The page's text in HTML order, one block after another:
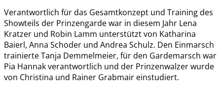
Verantwortlich für das Gesamtkonzept und Training des
Showteils der Prinzengarde war in diesem Jahr Lena
Kratzer und Robin Lamm unterstützt von Katharina
Baierl, Anna Schoder und Andrea Schulz. Den Einmarsch
trainierte Tanja Demmelmeier, für den Gardemarsch war
Pia Hannak verantwortlich und der Prinzenwalzer wurde
von Christina und Rainer Grabmair einstudiert.